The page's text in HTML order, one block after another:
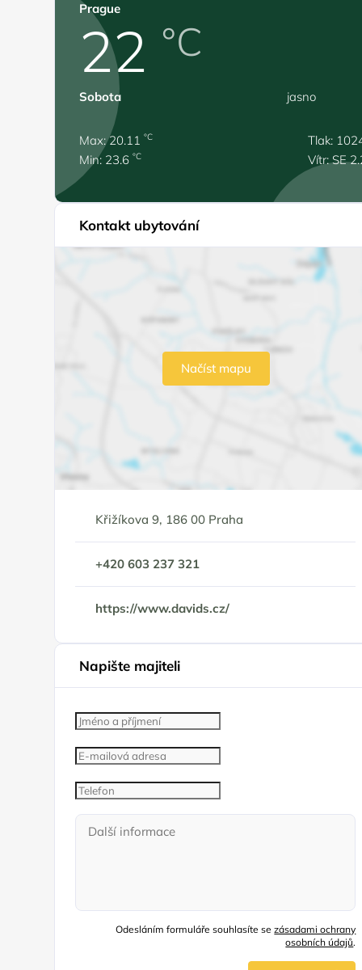
Prague
22 °C
Sobota jasno
Max: 20.11°C
Min: 23.6°C
Tlak:
Vítr: SE
Kontakt ubytování
Načíst mapu
Křižíkova 9, 186 00 Praha
+420 603 237 321
https://www.davids.cz/
Napište majiteli
Odesláním formuláře souhlasíte sezásadami ochrany
osobních údajů.